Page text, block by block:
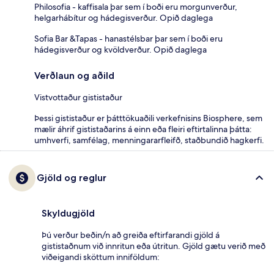
Philosofia - kaffisala þar sem í boði eru morgunverður,
helgarhábítur og hádegisverður. Opið daglega
Sofia Bar &Tapas - hanastélsbar þar sem í boði eru
hádegisverður og kvöldverður. Opið daglega
Verðlaun og aðild
Vistvottaður gististaður
Þessi gististaður er þátttökuaðili verkefnisins Biosphere, sem
mælir áhrif gististaðarins á einn eða fleiri eftirtalinna þátta:
umhverfi, samfélag, menningararfleifð, staðbundið hagkerfi.
Gjöld og reglur
Skyldugjöld
Þú verður beðin/n að greiða eftirfarandi gjöld á
gististaðnum við innritun eða útritun. Gjöld gætu verið með
viðeigandi sköttum inniföldum: